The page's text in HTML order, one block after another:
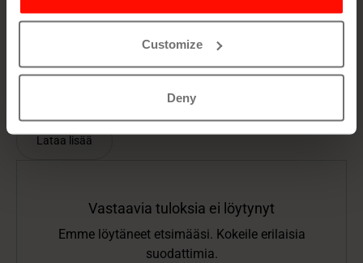
Customize
Deny
rajoittavan tekoälyn käyttöä. Opi webinaarista,
vastuullisesti ja EU:n AI Act &#x2d;säädösten
mukaisesti.
Lue lisää
Lataa lisää
Vastaavia tuloksia ei löytynyt
Emme löytäneet etsimääsi. Kokeile erilaisia
suodattimia.